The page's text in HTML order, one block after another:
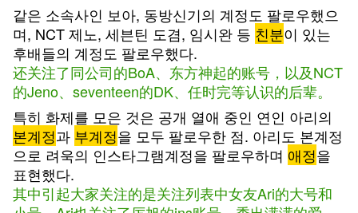
같은 소속사인 보아, 동방신기의 계정도 팔로우했으
며, NCT 제노, 세븐틴 도겸, 임시완 등 친분이 있는
후배들의 계정도 팔로우했다.
还关注了同公司的BoA、东方神起的账号，以及NCT
的Jeno、seventeen的DK、任时完等认识的后辈。
특히 화제를 모은 것은 공개 열애 중인 연인 아리의
본계정과 부계정을 모두 팔로우한 점. 아리도 본계정
으로 려욱의 인스타그램계정을 팔로우하며 애정을
표현했다.
其中引起大家关注的是关注列表中女友Ari的大号和